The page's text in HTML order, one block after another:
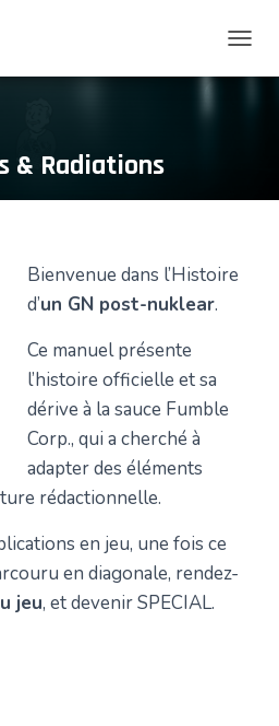
& Radiations
Bienvenue dans l’Histoire
d’un GN post-nuklear.
Ce manuel présente
l’histoire officielle et sa
dérive à la sauce Fumble
Corp., qui a cherché à
adapter des éléments
rédactionnelle.
en jeu, une fois ce
en diagonale, rendez-
jeu, et devenir SPECIAL.